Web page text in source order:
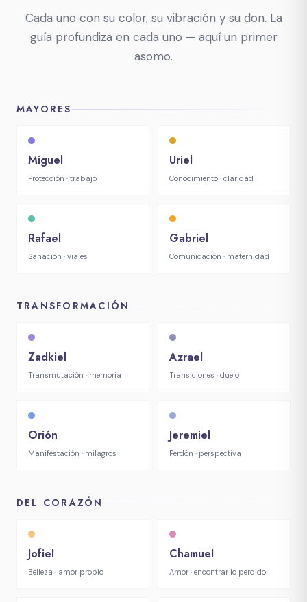
Cada uno con su color, su vibración y su don. La
guía profundiza en cada uno — aquí un primer
asomo.
MAYORES
Miguel
Protección · trabajo
Uriel
Conocimiento · claridad
Rafael
Sanación · viajes
Gabriel
Comunicación · maternidad
TRANSFORMACIÓN
Zadkiel
Transmutación · memoria
Azrael
Transiciones · duelo
Orión
Manifestación · milagros
Jeremiel
Perdón · perspectiva
DEL CORAZÓN
Jofiel
Belleza · amor propio
Chamuel
Amor · encontrar lo perdido